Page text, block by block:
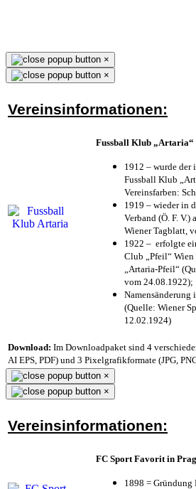
×
×
Vereinsinformationen:
Fussball Klub „Artaria“
1912 – wurde der
Fussball Klub
Vereinsfarben:
1919 – wieder in
Verband (Ö. F. V.)
Wiener Tagblatt,
1922 – erfolgte
Club „Pfeil“
„Artaria-Pfeil“
vom 24.08.1922);
Namensänderung
(Quelle: Wiener
12.02.1924)
Download: Im Downloadpaket sind 4
AI EPS, PDF) und 3 Pixelgrafikformate (JPG,
×
×
Vereinsinformationen:
FC Sport Favorit in Prag
1898 =